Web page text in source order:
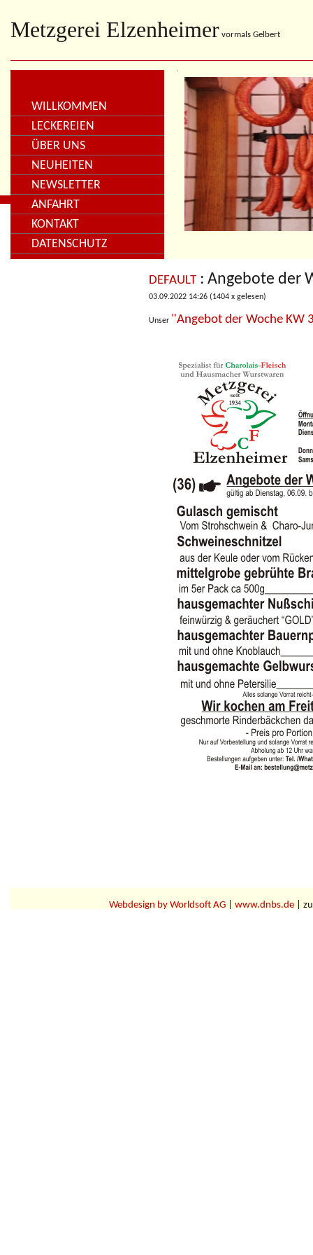
Metzgerei Elzenheimer vormals Gelbert
WILLKOMMEN
LECKEREIEN
ÜBER UNS
NEUHEITEN
NEWSLETTER
ANFAHRT
KONTAKT
DATENSCHUTZ
DEFAULT : Angebote der
03.09.2022 14:26 (1404 x gelesen)
Unser "Angebot der Woche KW
Webdesign by Worldsoft AG| www.dnbs.de|